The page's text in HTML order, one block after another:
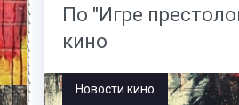
По "Игре
кино
Новости кино